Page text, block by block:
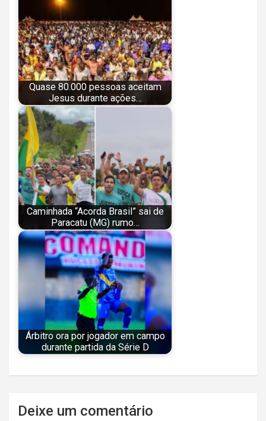
Quase 80.000 pessoas aceitam
Jesus durante ações…
Caminhada “Acorda Brasil” sai de
Paracatu (MG) rumo…
Árbitro ora por jogador em campo
durante partida da Série D
Navegação
Deixe um comentário